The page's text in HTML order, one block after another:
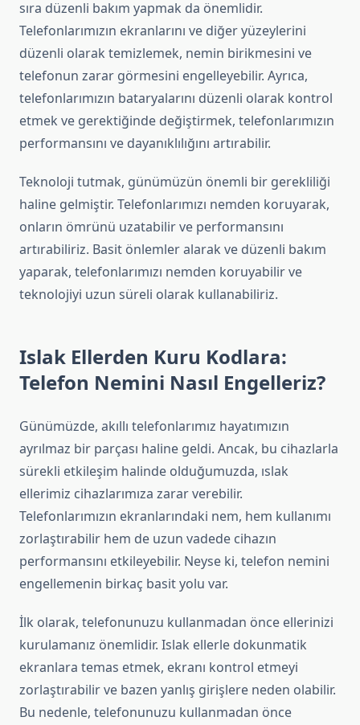
sıra düzenli bakım yapmak da önemlidir.
Telefonlarımızın ekranlarını ve diğer yüzeylerini
düzenli olarak temizlemek, nemin birikmesini ve
telefonun zarar görmesini engelleyebilir. Ayrıca,
telefonlarımızın bataryalarını düzenli olarak kontrol
etmek ve gerektiğinde değiştirmek, telefonlarımızın
performansını ve dayanıklılığını artırabilir.
Teknoloji tutmak, günümüzün önemli bir gerekliliği
haline gelmiştir. Telefonlarımızı nemden koruyarak,
onların ömrünü uzatabilir ve performansını
artırabiliriz. Basit önlemler alarak ve düzenli bakım
yaparak, telefonlarımızı nemden koruyabilir ve
teknolojiyi uzun süreli olarak kullanabiliriz.
Islak Ellerden Kuru Kodlara:
Telefon Nemini Nasıl Engelleriz?
Günümüzde, akıllı telefonlarımız hayatımızın
ayrılmaz bir parçası haline geldi. Ancak, bu cihazlarla
sürekli etkileşim halinde olduğumuzda, ıslak
ellerimiz cihazlarımıza zarar verebilir.
Telefonlarımızın ekranlarındaki nem, hem kullanımı
zorlaştırabilir hem de uzun vadede cihazın
performansını etkileyebilir. Neyse ki, telefon nemini
engellemenin birkaç basit yolu var.
İlk olarak, telefonunuzu kullanmadan önce ellerinizi
kurulamanız önemlidir. Islak ellerle dokunmatik
ekranlara temas etmek, ekranı kontrol etmeyi
zorlaştırabilir ve bazen yanlış girişlere neden olabilir.
Bu nedenle, telefonunuzu kullanmadan önce